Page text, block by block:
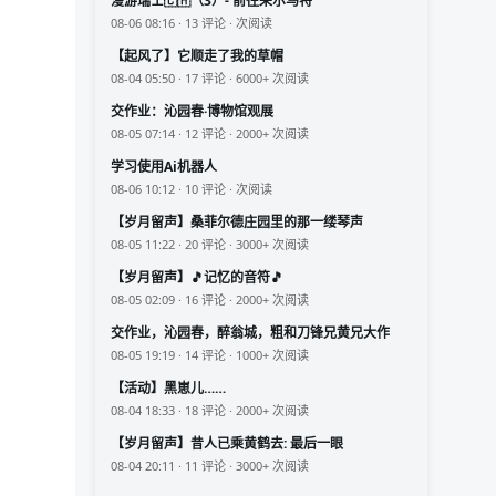
08-06 08:16 · 13 评论 · 次阅读
【起风了】它顺走了我的草帽
08-04 05:50 · 17 评论 · 6000+ 次阅读
交作业：沁园春·博物馆观展
08-05 07:14 · 12 评论 · 2000+ 次阅读
学习使用Ai机器人
08-06 10:12 · 10 评论 · 次阅读
【岁月留声】桑菲尔德庄园里的那一缕琴声
08-05 11:22 · 20 评论 · 3000+ 次阅读
【岁月留声】🎵记忆的音符🎵
08-05 02:09 · 16 评论 · 2000+ 次阅读
交作业，沁园春，醉翁城，粗和刀锋兄黄兄大作
08-05 19:19 · 14 评论 · 1000+ 次阅读
【活动】黑崽儿……
08-04 18:33 · 18 评论 · 2000+ 次阅读
【岁月留声】昔人已乘黄鹤去: 最后一眼
08-04 20:11 · 11 评论 · 3000+ 次阅读